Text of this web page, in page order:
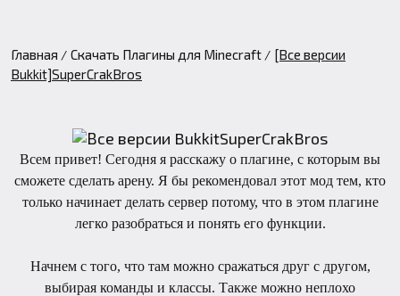
Главная Скачать Плагины для Minecraft
[Все версии
Bukkit]SuperCrakBros
Всем привет! Сегодня я расскажу о плагине, с которым вы
сможете сделать арену. Я бы рекомендовал этот мод тем, кто
только начинает делать сервер потому, что в этом плагине
легко разобраться и понять его функции.
Начнем с того, что там можно сражаться друг с другом,
выбирая команды и классы. Также можно неплохо